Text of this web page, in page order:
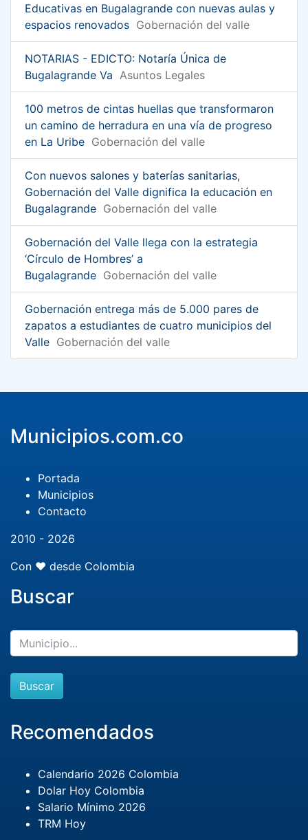
Educativas en Bugalagrande con nuevas aulas y
espacios renovados Gobernación del valle
NOTARIAS - EDICTO: Notaría Única de
Bugalagrande Va Asuntos Legales
100 metros de cintas huellas que transformaron
un camino de herradura en una vía de progreso
en La Uribe Gobernación del valle
Con nuevos salones y baterías sanitarias,
Gobernación del Valle dignifica la educación en
Bugalagrande Gobernación del valle
Gobernación del Valle llega con la estrategia
‘Círculo de Hombres’ a
Bugalagrande Gobernación del valle
Gobernación entrega más de 5.000 pares de
zapatos a estudiantes de cuatro municipios del
Valle Gobernación del valle
Municipios.com.co
Portada
Municipios
Contacto
2010 - 2026
Con ❤️ desde Colombia
Buscar
Buscar
Recomendados
Calendario 2026 Colombia
Dolar Hoy Colombia
Salario Mínimo 2026
TRM Hoy